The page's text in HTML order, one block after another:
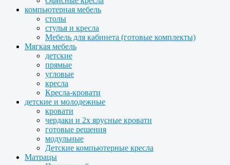
компьютерная мебель
столы
стулья и кресла
Мебель для кабинета (готовые комплекты)
Мягкая мебель
детские
прямые
угловые
кресла
Кресла-кровати
детские и молодежные
кровати
чердаки и 2х ярусные кровати
готовые решения
модульные
Детские компьютерные кресла
Матрацы